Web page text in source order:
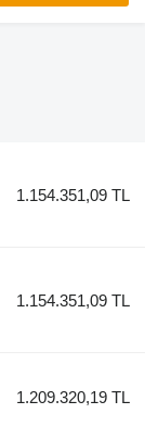
1.154.351,09 TL
1.154.351,09 TL
1.209.320,19 TL